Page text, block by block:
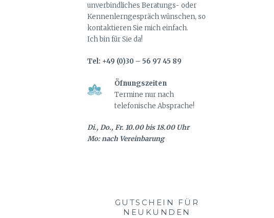
unverbindliches Beratungs- oder
Kennenlerngespräch wünschen, so
kontaktieren Sie mich einfach.
Ich bin für Sie da!
Tel: +49 (0)30 – 56 97 45 89
Öfnungszeiten
Termine nur nach
telefonische Absprache!
Di., Do., Fr. 10.00 bis 18.00 Uhr
Mo: nach Vereinbarung
GUTSCHEIN FÜR
NEUKUNDEN